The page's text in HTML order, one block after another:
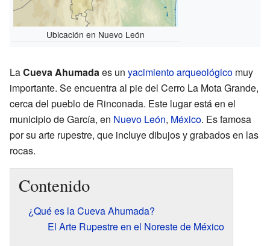
Ubicación en Nuevo León
LaCueva Ahumadaes un yacimiento arqueológico muy
importante. Se encuentra al pie del Cerro La Mota Grande,
cerca del pueblo de Rinconada. Este lugar está en el
municipio de García, en Nuevo León, México. Es famosa
por su arte rupestre, que incluye dibujos y grabados en las
rocas.
Contenido
¿Qué es la Cueva Ahumada?
El Arte Rupestre en el Noreste de México